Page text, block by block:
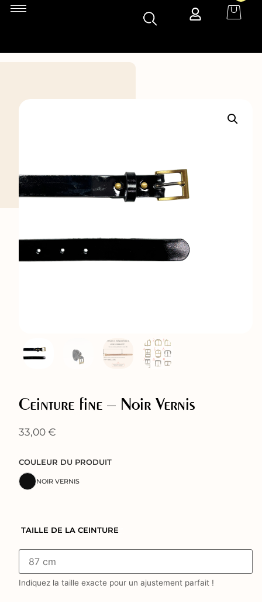
Ceinture fine – Noir Vernis
33,00€
COULEUR DU PRODUIT
NOIR VERNIS
TAILLE DE LA CEINTURE
Indiquez la taille exacte pour un ajustement parfait !